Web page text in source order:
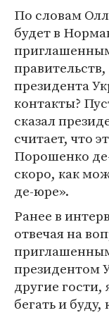
По словам
будет в
президента
контакты?
сказал
считает, что
Порошенко
скоро, как
де-юре».
Ранее в
отвечая на
президентом
другие гости,
бегать и